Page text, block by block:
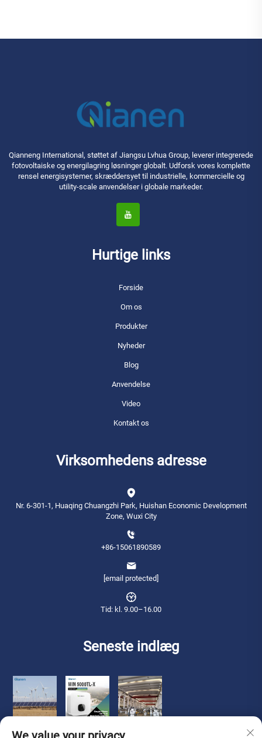
Qianneng International, støttet af Jiangsu Lvhua Group, leverer integrerede
fotovoltaiske og energilagring løsninger globalt. Udforsk vores komplette
rensel energisystemer, skræddersyet til industrielle, kommercielle og
utility-scale anvendelser i globale markeder.
Hurtige links
Forside
Om os
Produkter
Nyheder
Blog
Anvendelse
Video
Kontakt os
Virksomhedens adresse
Nr. 6-301-1, Huaqing Chuangzhi Park, Huishan Economic Development
Zone, Wuxi City
+86-15061890589
[email protected]
Tid: kl. 9.00–16.00
Seneste indlæg